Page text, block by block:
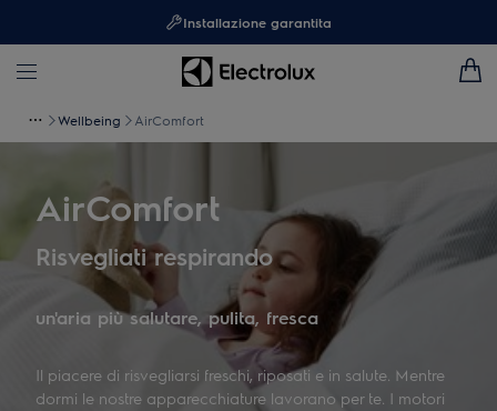
Installazione garantita
Wellbeing AirComfort
AirComfort
Risvegliati respirando
un'aria più salutare, pulita, fresca
Il piacere di risvegliarsi freschi, riposati e in salute. Mentre
dormi le nostre apparecchiature lavorano per te. I motori